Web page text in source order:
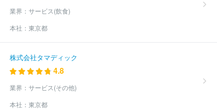
業界： サービス(飲食)
本社： 東京都
株式会社タマディック
4.8
業界： サービス(その他)
本社： 東京都